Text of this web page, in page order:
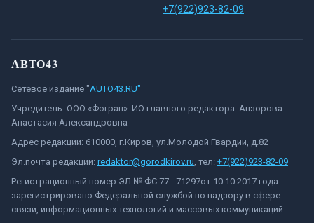
+7(922)923-82-09
АВТО43
Сетевое издание "AUTO43.RU"
Учредитель: ООО «Фогран». ИО главного редактора: Анзорова
Анастасия Александровна
Адрес редакции: 610000, г.Киров, ул.Молодой Гвардии, д.82
Эл.почта редакции: redaktor@gorodkirov.ru, тел: +7(922)923-82-09
Регистрационный номер ЭЛ № ФС 77 - 71297от 10.10.2017 года
зарегистрировано Федеральной службой по надзору в сфере
связи, информационных технологий и массовых коммуникаций.